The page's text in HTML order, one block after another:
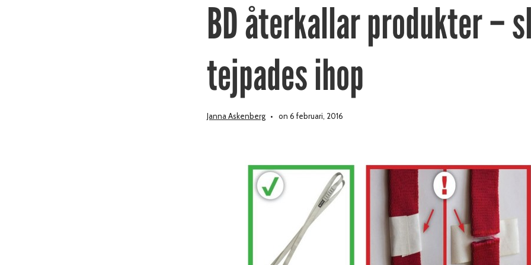
BD återkallar produkter –
tejpades ihop
Janna Askenberg on 6 februari, 2016